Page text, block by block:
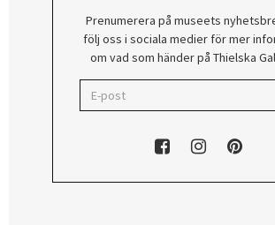
Prenumerera på museets
följ oss i sociala medier för mer
om vad som händer på Thielska